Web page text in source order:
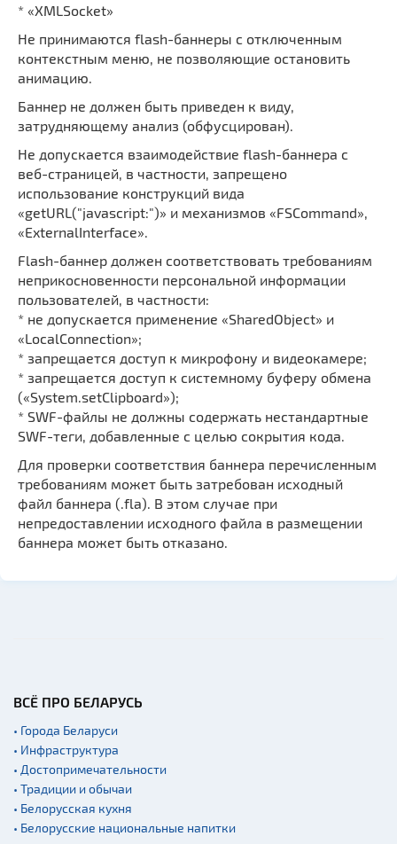
* «XMLSocket»
Не принимаются flash-баннеры с отключенным
контекстным меню, не позволяющие остановить
анимацию.
Баннер не должен быть приведен к виду,
затрудняющему анализ (обфусцирован).
Не допускается взаимодействие flash-баннера с
веб-страницей, в частности, запрещено
использование конструкций вида
«getURL("javascript:")» и механизмов «FSCommand»,
«ExternalInterface».
Flash-баннер должен соответствовать требованиям
неприкосновенности персональной информации
пользователей, в частности:
* не допускается применение «SharedObject» и
«LocalConnection»;
* запрещается доступ к микрофону и видеокамере;
* запрещается доступ к системному буферу обмена
(«System.setClipboard»);
* SWF-файлы не должны содержать нестандартные
SWF-теги, добавленные с целью сокрытия кода.
Для проверки соответствия баннера перечисленным
требованиям может быть затребован исходный
файл баннера (.fla). В этом случае при
непредоставлении исходного файла в размещении
баннера может быть отказано.
ВСЁ ПРО БЕЛАРУСЬ
• Города Беларуси
• Инфраструктура
• Достопримечательности
• Традиции и обычаи
• Белорусская кухня
• Белорусские национальные напитки